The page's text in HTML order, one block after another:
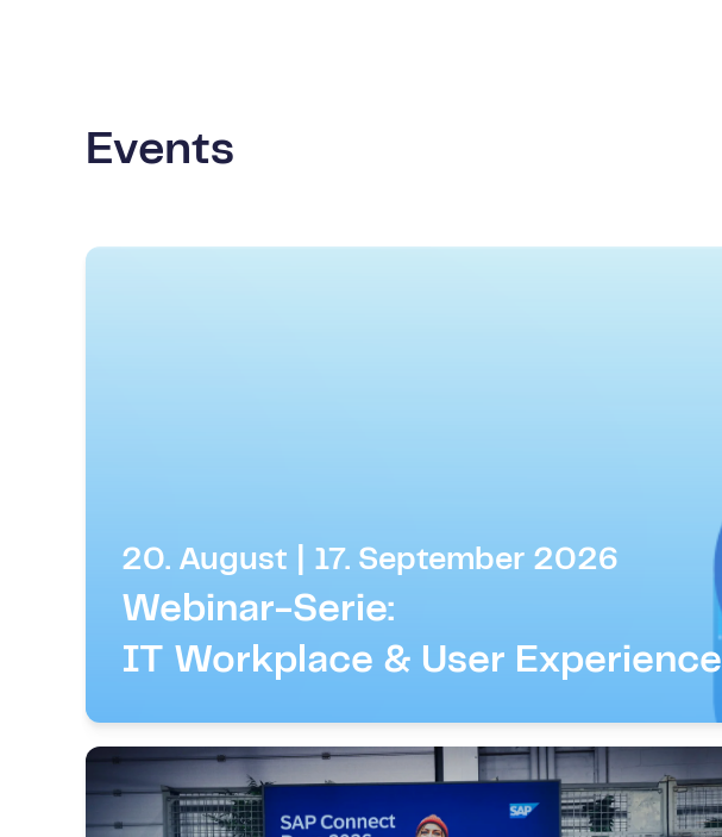
Events
20. August | 17. September 2026
Webinar-Serie:
IT Workplace & User Experience